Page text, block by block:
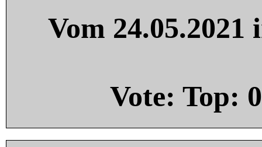
Vom
Vote: Top: 0